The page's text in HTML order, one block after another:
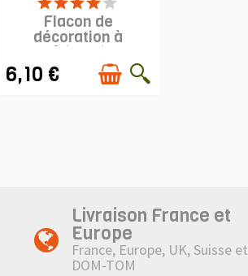
Flacon de
décoration à
pâtisserie
6,10 €
Livraison France et
Europe
France, Europe, UK, Suisse et
DOM-TOM